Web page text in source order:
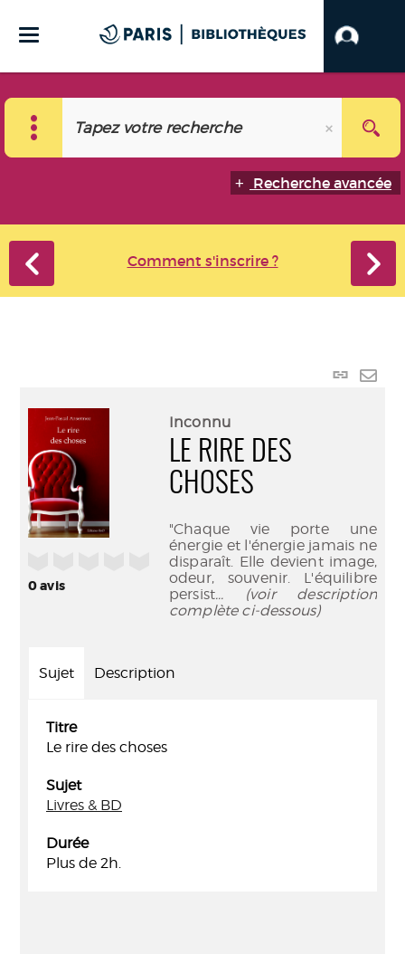
Recherche avancée
Comment s'inscrire ?
Lien
0avis
Inconnu
LE RIRE DES
CHOSES
"Chaque vie porte une
énergie et l'énergie jamais ne
disparaît. Elle devient image,
odeur, souvenir. L'équilibre
persist... (voir description
complète ci-dessous)
Sujet Description
Titre
Le rire des choses
Sujet
Livres & BD
Durée
Plus de 2h.